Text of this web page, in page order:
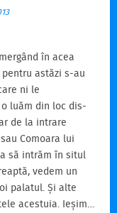
în acea
astăzi s-au
ni le
luăm din loc dis-
de la intrare
Comoara lui
să intrăm în situl
vedem un
palatul. Și alte
acestuia. Ieșim…